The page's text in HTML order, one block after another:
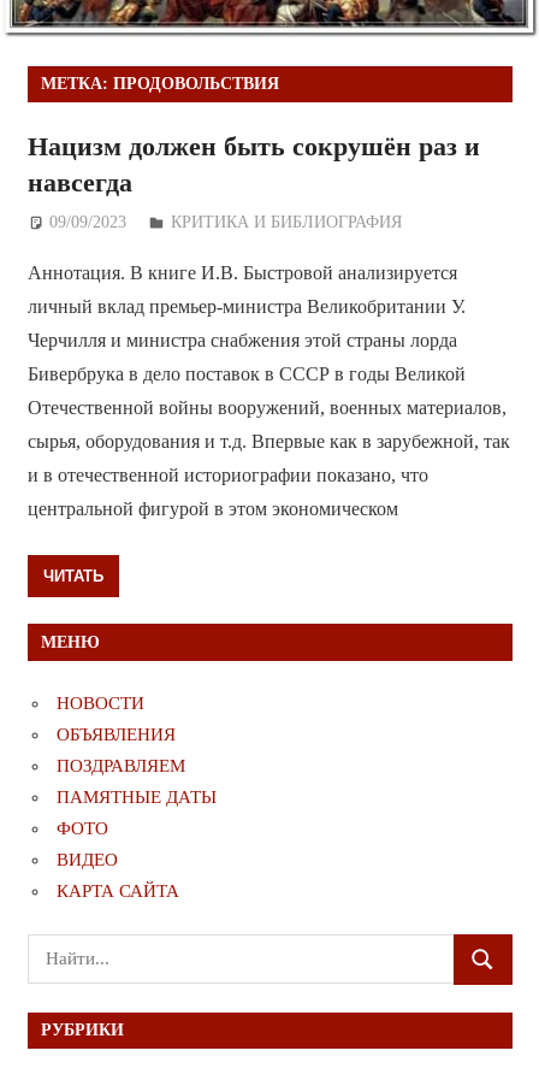
МЕТКА: ПРОДОВОЛЬСТВИЯ
Нацизм должен быть сокрушён раз и
навсегда
09/09/2023 Дежурный по Редакции
КРИТИКА И БИБЛИОГРАФИЯ
Аннотация. В книге И.В. Быстровой анализируется
личный вклад премьер-министра Великобритании У.
Черчилля и министра снабжения этой страны лорда
Бивербрука в дело поставок в СССР в годы Великой
Отечественной войны вооружений, военных материалов,
сырья, оборудования и т.д. Впервые как в зарубежной, так
и в отечественной историографии показано, что
центральной фигурой в этом экономическом
ЧИТАТЬ
МЕНЮ
НОВОСТИ
ОБЪЯВЛЕНИЯ
ПОЗДРАВЛЯЕМ
ПАМЯТНЫЕ ДАТЫ
ФОТО
ВИДЕО
КАРТА САЙТА
Поиск
для:
ПОИСК
РУБРИКИ